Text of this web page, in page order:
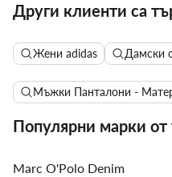
Други клиенти са
Жени adidas Дамски
Мъжки Панталони -
Популярни марки от
Marc O'Polo Denim